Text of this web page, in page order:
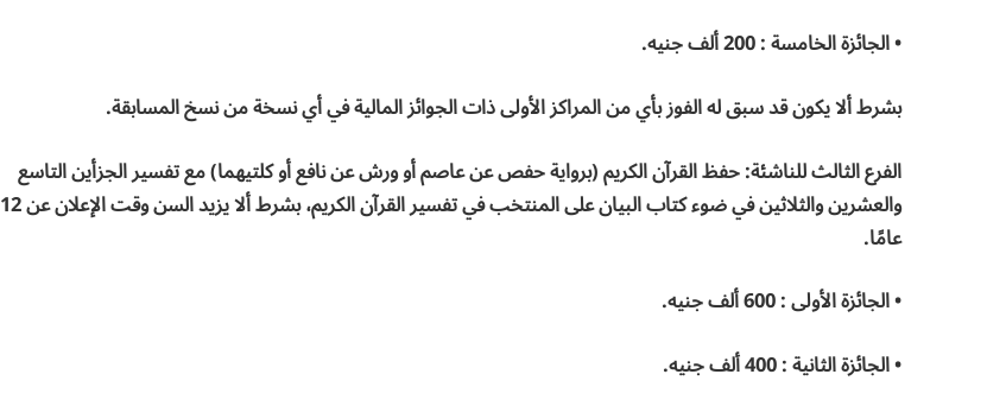
• الجائزة الخامسة : 200 ألف جنيه.
بشرط ألا يكون قد سبق له الفوز بأي من المراكز الأولى ذات الجوائز المالية في أي نسخة من نسخ المسابقة.
الفرع الثالث للناشئة: حفظ القرآن الكريم (برواية حفص عن عاصم أو ورش عن نافع أو كلتيهما) مع تفسير الجزأين التاسع
والعشرين والثلاثين في ضوء كتاب البيان على المنتخب في تفسير القرآن الكريم، بشرط ألا يزيد السن وقت الإعلان عن 12
عامًا.
• الجائزة الأولى : 600 ألف جنيه.
• الجائزة الثانية : 400 ألف جنيه.